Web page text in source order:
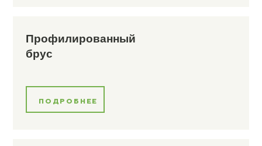
Профилированный
брус
ПОДРОБНЕЕ